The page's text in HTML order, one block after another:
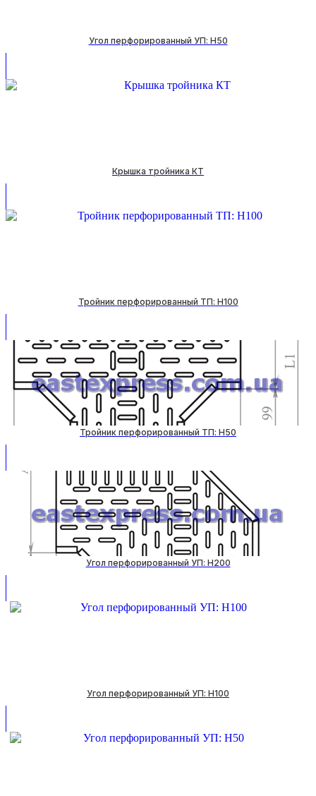
Угол перфорированный УП: H50
Крышка тройника КТ
Тройник перфорированный ТП: H100
Тройник перфорированный ТП: H50
Угол перфорированный УП: H200
Угол перфорированный УП: H100